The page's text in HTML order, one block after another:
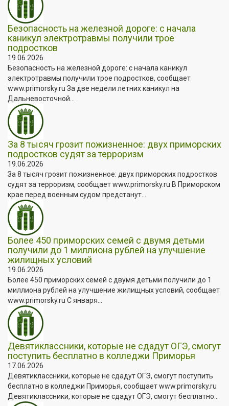
Безопасность на железной дороге: с начала
каникул электротравмы получили трое
подростков
19.06.2026
Безопасность на железной дороге: с начала каникул
электротравмы получили трое подростков, сообщает
www.primorsky.ru За две недели летних каникул на
Дальневосточной...
За 8 тысяч грозит пожизненное: двух приморских
подростков судят за терроризм
19.06.2026
За 8 тысяч грозит пожизненное: двух приморских подростков
судят за терроризм, сообщает www.primorsky.ru В Приморском
крае перед военным судом предстанут...
Более 450 приморских семей с двумя детьми
получили до 1 миллиона рублей на улучшение
жилищных условий
19.06.2026
Более 450 приморских семей с двумя детьми получили до 1
миллиона рублей на улучшение жилищных условий, сообщает
www.primorsky.ru С января...
Девятиклассники, которые не сдадут ОГЭ, смогут
поступить бесплатно в колледжи Приморья
17.06.2026
Девятиклассники, которые не сдадут ОГЭ, смогут поступить
бесплатно в колледжи Приморья, сообщает www.primorsky.ru
Девятиклассники, которые не сдадут ОГЭ, смогут бесплатно...